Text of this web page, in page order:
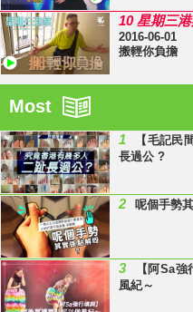
10 星期三
2016-06-01
搬輕你負擔
Most
1
【毛記民
長過公 ?
2 呢個手勢
3
【阿Sa
風紀～